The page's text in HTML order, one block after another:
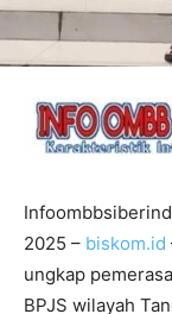
2025 – biskom.id
ungkap
BPJS wilayah